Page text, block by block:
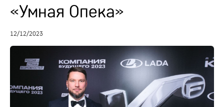
«Умная Опека»
12/12/2023